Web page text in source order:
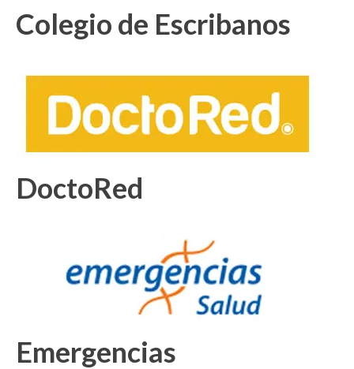
Colegio de Escribanos
DoctoRed
Emergencias